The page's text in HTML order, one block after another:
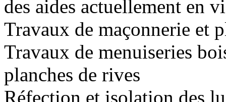
des aides actuellement en
Travaux de maçonnerie et
Travaux de menuiseries
planches de rives
Réfection et isolation des